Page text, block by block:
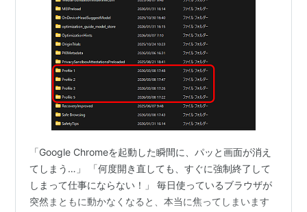
「Google Chromeを起動した瞬間に、パッと画面が消え
てしまう…」 「何度開き直しても、すぐに強制終了して
しまって仕事にならない！」 毎日使っているブラウザが
突然まともに動かなくなると、本当に焦ってしまいます